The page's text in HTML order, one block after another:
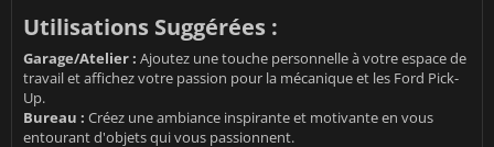
Utilisations Suggérées :
Garage/Atelier : Ajoutez une touche personnelle à votre espace de
travail et affichez votre passion pour la mécanique et les Ford Pick-
Up.
Bureau : Créez une ambiance inspirante et motivante en vous
entourant d'objets qui vous passionnent.